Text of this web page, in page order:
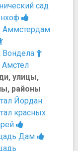
сад
Аммстердам
Вондела
Амстел
улицы,
районы
Йордан
красных
Дам